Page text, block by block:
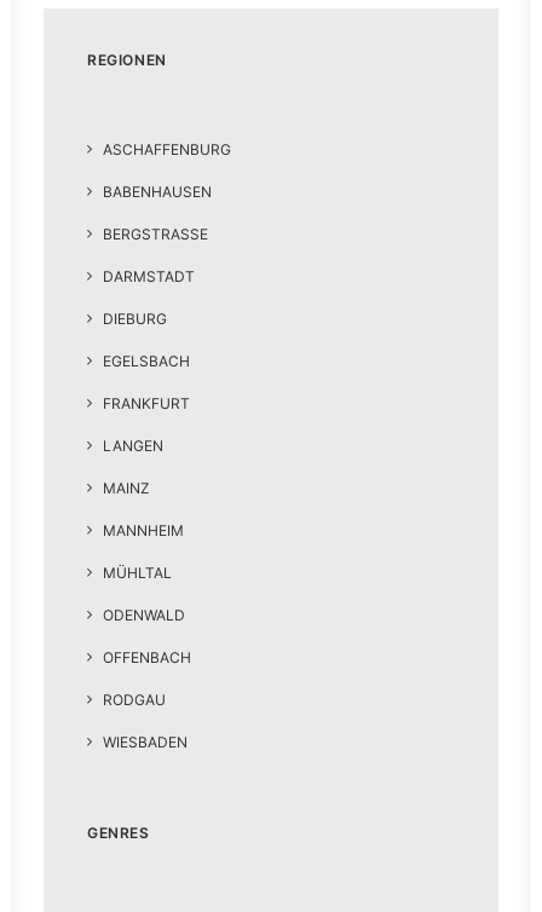
REGIONEN
ASCHAFFENBURG
BABENHAUSEN
BERGSTRASSE
DARMSTADT
DIEBURG
EGELSBACH
FRANKFURT
LANGEN
MAINZ
MANNHEIM
MÜHLTAL
ODENWALD
OFFENBACH
RODGAU
WIESBADEN
GENRES